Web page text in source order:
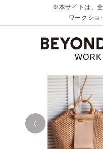
※本サイトは、
ワークショ